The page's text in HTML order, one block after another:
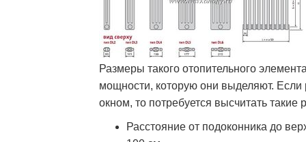
Размеры такого отопительного
мощности, которую они выделяют.
окном, то потребуется высчитать такие
Расстояние от подоконника до